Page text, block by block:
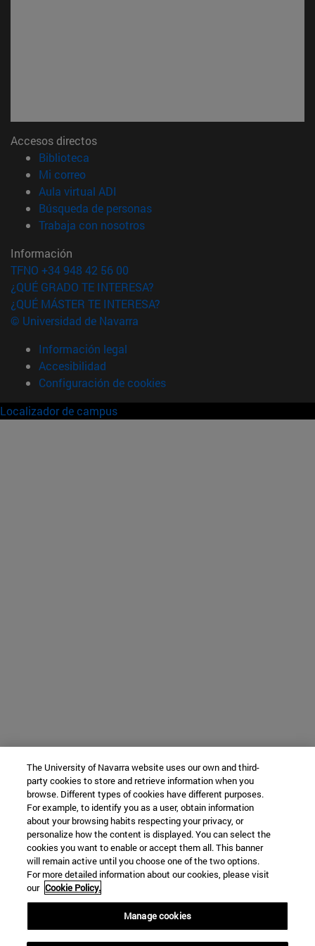
Accesos directos
Biblioteca
Mi correo(abre en nueva ventana)
Aula virtual ADI
Búsqueda de personas(abre en nueva ventana)
Trabaja con nosotros(abre en nueva ventana)
Información
TFNO +34 948 42 56 00
¿QUÉ GRADO TE INTERESA?
¿QUÉ MÁSTER TE INTERESA?
© Universidad de Navarra
Información legal
Accesibilidad
Configuración de cookies
Localizador de campus
The University of Navarra website uses our own and third-
party cookies to store and retrieve information when you
browse. Different types of cookies have different purposes.
For example, to identify you as a user, obtain information
about your browsing habits respecting your privacy, or
personalize how the content is displayed. You can select the
cookies you want to enable or accept them all. This banner
will remain active until you choose one of the two options.
For more detailed information about our cookies, please visit
our Cookie Policy.
Manage cookies